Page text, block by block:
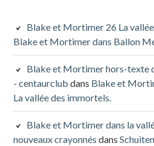
Blake et Mortimer 26 La
Blake et Mortimer dans Ballon
Blake et Mortimer hors-texte
- centaurclub dans Blake et
La vallée des immortels.
Blake et Mortimer dans la
nouveaux crayonnés dans